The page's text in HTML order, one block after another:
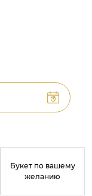
Букет по вашему
желанию